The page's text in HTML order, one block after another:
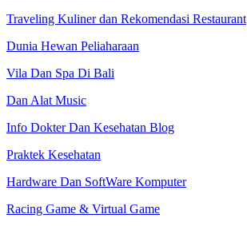
Traveling Kuliner dan Rekomendasi Restaurant
Dunia Hewan Peliaharaan
Vila Dan Spa Di Bali
Dan Alat Music
Info Dokter Dan Kesehatan Blog
Praktek Kesehatan
Hardware Dan SoftWare Komputer
Racing Game & Virtual Game